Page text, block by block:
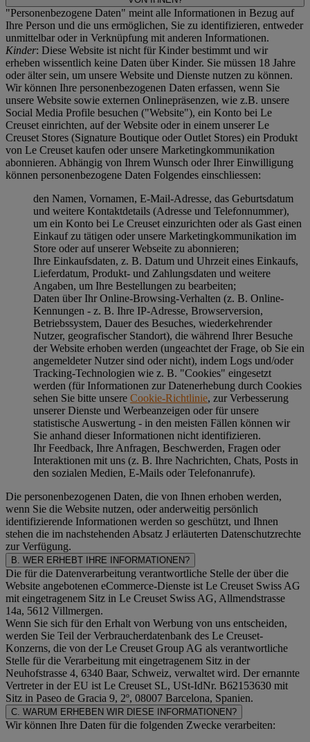
"Personenbezogene Daten" meint alle Informationen in Bezug auf
Ihre Person und die uns ermöglichen, Sie zu identifizieren, entweder
unmittelbar oder in Verknüpfung mit anderen Informationen.
Kinder: Diese Website ist nicht für Kinder bestimmt und wir
erheben wissentlich keine Daten über Kinder. Sie müssen 18 Jahre
oder älter sein, um unsere Website und Dienste nutzen zu können.
Wir können Ihre personenbezogenen Daten erfassen, wenn Sie
unsere Website sowie externen Onlinepräsenzen, wie z.B. unsere
Social Media Profile besuchen ("Website"), ein Konto bei Le
Creuset einrichten, auf der Website oder in einem unserer Le
Creuset Stores (Signature Boutique oder Outlet Stores) ein Produkt
von Le Creuset kaufen oder unsere Marketingkommunikation
abonnieren. Abhängig von Ihrem Wunsch oder Ihrer Einwilligung
können personenbezogene Daten Folgendes einschliessen:
den Namen, Vornamen, E-Mail-Adresse, das Geburtsdatum
und weitere Kontaktdetails (Adresse und Telefonnummer),
um ein Konto bei Le Creuset einzurichten oder als Gast einen
Einkauf zu tätigen oder unsere Marketingkommunikation im
Store oder auf unserer Webseite zu abonnieren;
Ihre Einkaufsdaten, z. B. Datum und Uhrzeit eines Einkaufs,
Lieferdatum, Produkt- und Zahlungsdaten und weitere
Angaben, um Ihre Bestellungen zu bearbeiten;
Daten über Ihr Online-Browsing-Verhalten (z. B. Online-
Kennungen - z. B. Ihre IP-Adresse, Browserversion,
Betriebssystem, Dauer des Besuches, wiederkehrender
Nutzer, geografischer Standort), die während Ihrer Besuche
der Website erhoben werden (ungeachtet der Frage, ob Sie ein
angemeldeter Nutzer sind oder nicht), indem Logs und/oder
Tracking-Technologien wie z. B. "Cookies" eingesetzt
werden (für Informationen zur Datenerhebung durch Cookies
sehen Sie bitte unsere Cookie-Richtlinie, zur Verbesserung
unserer Dienste und Werbeanzeigen oder für unsere
statistische Auswertung - in den meisten Fällen können wir
Sie anhand dieser Informationen nicht identifizieren.
Ihr Feedback, Ihre Anfragen, Beschwerden, Fragen oder
Interaktionen mit uns (z. B. Ihre Nachrichten, Chats, Posts in
den sozialen Medien, E-Mails oder Telefonanrufe).
Die personenbezogenen Daten, die von Ihnen erhoben werden,
wenn Sie die Website nutzen, oder anderweitig persönlich
identifizierende Informationen werden so geschützt, und Ihnen
stehen die im nachstehenden Absatz J erläuterten Datenschutzrechte
zur Verfügung.
B. WER ERHEBT IHRE INFORMATIONEN?
Die für die Datenverarbeitung verantwortliche Stelle der über die
Website angebotenen eCommerce-Dienste ist Le Creuset Swiss AG
mit eingetragenem Sitz in Le Creuset Swiss AG, Allmendstrasse
14a, 5612 Villmergen.
Wenn Sie sich für den Erhalt von Werbung von uns entscheiden,
werden Sie Teil der Verbraucherdatenbank des Le Creuset-
Konzerns, die von der Le Creuset Group AG als verantwortliche
Stelle für die Verarbeitung mit eingetragenem Sitz in der
Neuhofstrasse 4, 6340 Baar, Schweiz, verwaltet wird. Der ernannte
Vertreter in der EU ist Le Creuset SL, USt-IdNr. B62153630 mit
Sitz in Paseo de Gracia 9, 2º, 08007 Barcelona, Spanien.
C. WARUM ERHEBEN WIR DIESE INFORMATIONEN?
Wir können Ihre Daten für die folgenden Zwecke verarbeiten: